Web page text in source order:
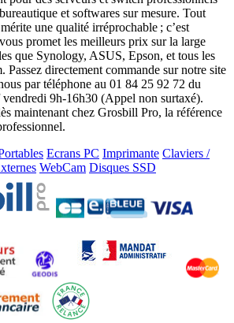
et softwares sur mesure. Tout
une qualité irréprochable ; c’est
promet les meilleurs prix sur la large
que Synology, ASUS, Epson, et tous les
Passez directement commande sur notre site
par téléphone au 01 84 25 92 72 du
9h-16h30 (Appel non surtaxé).
maintenant chez Grosbill Pro, la référence
Ecrans PC Imprimante Claviers /
WebCam Disques SSD